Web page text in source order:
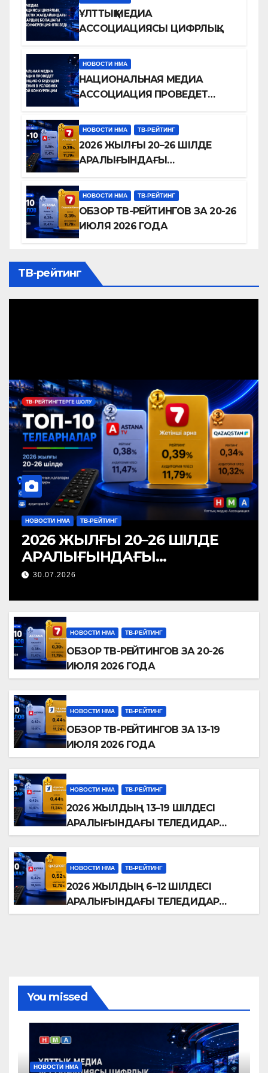
ҰЛТТЫҚ МЕДИА
АССОЦИАЦИЯСЫ ЦИФРЛЫҚ
ЖАҒДАЙЫНДАҒЫ
ТЕЛЕДИДАРДЫҢ БОЛАШАҒЫ
ТУРАЛЫ КОНФЕРЕНЦИЯ
НОВОСТИ НМА
НАЦИОНАЛЬНАЯ МЕДИА
АССОЦИАЦИЯ ПРОВЕДЕТ
ТЕЛЕВИДЕНИЯ В УСЛОВИЯХ
ЦИФРОВОЙ КОНКУРЕНЦИИ
НОВОСТИ НМА ТВ-РЕЙТИНГ
2026 ЖЫЛҒЫ 20–26 ШІЛДЕ
АРАЛЫҒЫНДАҒЫ
ШОЛУ
НОВОСТИ НМА ТВ-РЕЙТИНГ
ОБЗОР ТВ-РЕЙТИНГОВ ЗА 20-26
ИЮЛЯ 2026 ГОДА
ТВ-рейтинг
НОВОСТИ НМА ТВ-РЕЙТИНГ
2026 ЖЫЛҒЫ 20–26 ШІЛДЕ
АРАЛЫҒЫНДАҒЫ
ТЕЛЕАРНАЛАР РЕЙТИНГІНЕ
30.07.2026
НОВОСТИ НМА ТВ-РЕЙТИНГ
ОБЗОР ТВ-РЕЙТИНГОВ ЗА 20-26
ИЮЛЯ 2026 ГОДА
НОВОСТИ НМА ТВ-РЕЙТИНГ
ОБЗОР ТВ-РЕЙТИНГОВ ЗА 13-19
ИЮЛЯ 2026 ГОДА
НОВОСТИ НМА ТВ-РЕЙТИНГ
2026 ЖЫЛДЫҢ 13–19 ШІЛДЕСІ
АРАЛЫҒЫНДАҒЫ ТЕЛЕДИДАР
РЕЙТИНГТЕРІНЕ ШОЛУ
НОВОСТИ НМА ТВ-РЕЙТИНГ
2026 ЖЫЛДЫҢ 6–12 ШІЛДЕСІ
АРАЛЫҒЫНДАҒЫ ТЕЛЕДИДАР
РЕЙТИНГТЕРІНЕ ШОЛУ
You missed
НОВОСТИ НМА